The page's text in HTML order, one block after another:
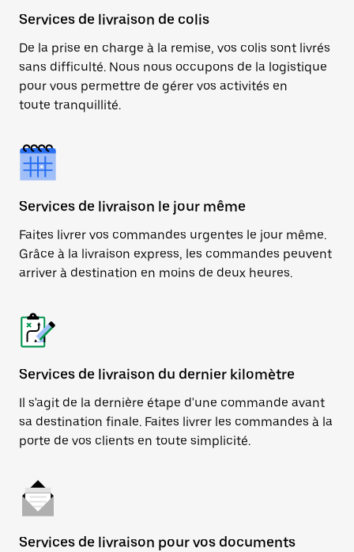
Services de livraison de colis
De la prise en charge à la remise, vos colis sont livrés
sans difficulté. Nous nous occupons de la logistique
pour vous permettre de gérer vos activités en
toute tranquillité.
Services de livraison le jour même
Faites livrer vos commandes urgentes le jour même.
Grâce à la livraison express, les commandes peuvent
arriver à destination en moins de deux heures.
Services de livraison du dernier kilomètre
Il s'agit de la dernière étape d'une commande avant
sa destination finale. Faites livrer les commandes à la
porte de vos clients en toute simplicité.
Services de livraison pour vos documents